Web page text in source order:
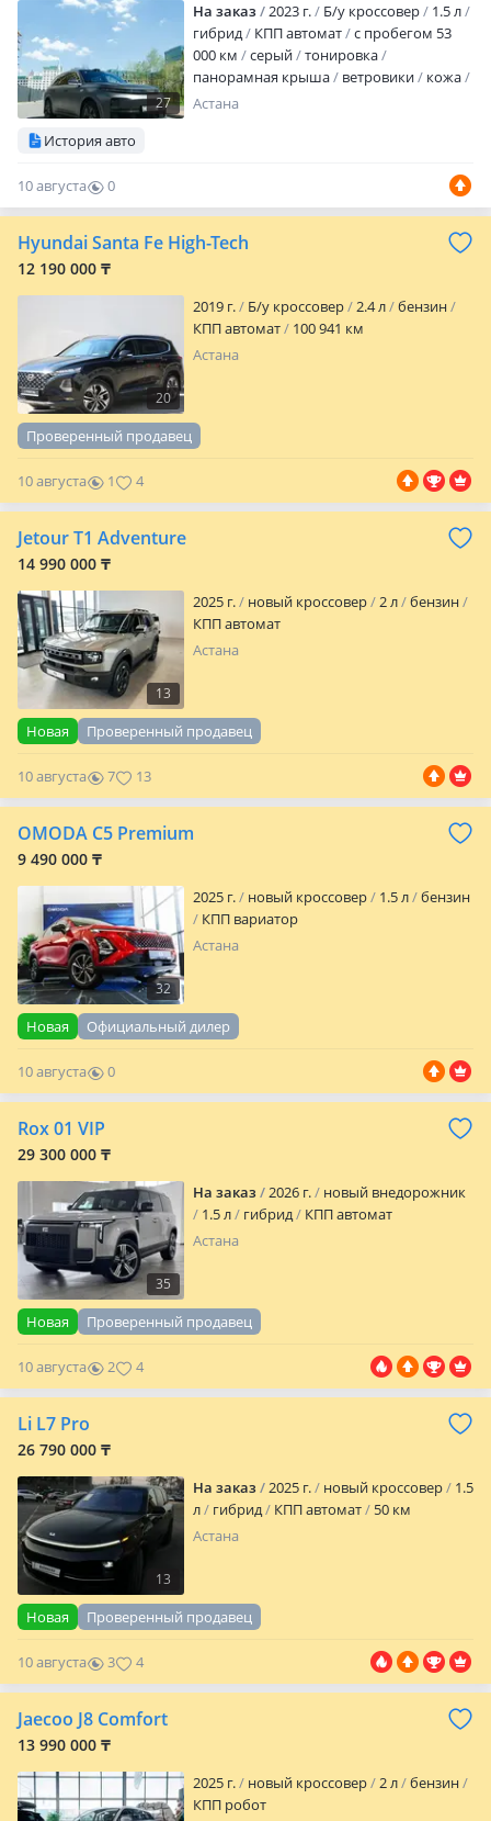
27
На заказ 2023 г. Б/у кроссовер
1.5 л
гибрид
КПП автомат
с пробегом 53
000 км
серый
тонировка
панорамная крыша
ветровики
кожа
аудиосистема
бортовой компьютер навигационная
система
подогрев руля
подогрев сидений
Астана
История авто
10 августа
0
0
Hyundai Santa Fe High-Tech
12 190 000 ₸
20
2019 г. Б/у кроссовер 2.4 л
бензин
КПП автомат
100 941 км
Астана
Проверенный продавец
10 августа 1 4
Jetour T1 Adventure
14 990 000 ₸
13
2025 г. новый кроссовер 2 л
бензин
КПП автомат
Астана
Новая Проверенный продавец
10 августа 7 13
OMODA C5 Premium
9 490 000 ₸
32
2025 г. новый кроссовер 1.5 л
бензин
КПП вариатор
Астана
Новая Официальный дилер
10 августа
0
0
Rox 01 VIP
29 300 000 ₸
35
На заказ 2026 г.
новый внедорожник
1.5 л
гибрид
КПП автомат
Астана
Новая Проверенный продавец
10 августа 2 4
Li L7 Pro
26 790 000 ₸
13
На заказ 2025 г. новый кроссовер
1.5
л
гибрид КПП автомат
50 км
Астана
Новая Проверенный продавец
10 августа 3 4
Jaecoo J8 Comfort
13 990 000 ₸
2025 г. новый кроссовер 2 л
бензин
КПП робот